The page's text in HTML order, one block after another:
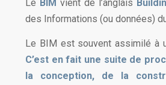
Le BIM vient de l’anglais
des Informations (ou données)
Le BIM est souvent assimilé à
C’est en fait une suite de
la conception, de la